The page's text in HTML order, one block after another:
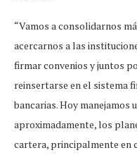
“Vamos a consolidarnos
acercarnos a las
firmar convenios y juntos
reinsertarse en el sistema
bancarias. Hoy manejamos
aproximadamente, los
cartera, principalmente en